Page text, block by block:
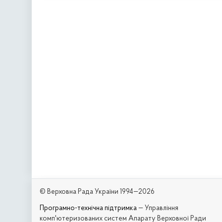
© Верховна Рада України 1994—2026
Програмно-технічна підтримка — Управління
комп'ютеризованих систем Апарату Верховної Ради